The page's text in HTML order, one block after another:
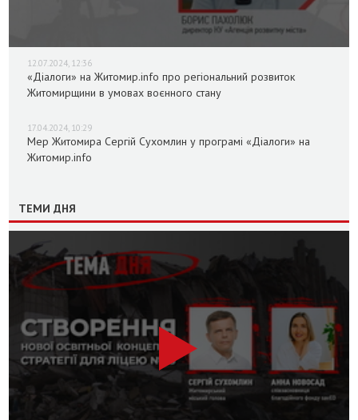
12.07.2024, 12:36
«Діалоги» на Житомир.info про регіональний розвиток
Житомирщини в умовах воєнного стану
17.04.2024, 10:29
Мер Житомира Сергій Сухомлин у програмі «Діалоги» на
Житомир.info
ТЕМИ ДНЯ